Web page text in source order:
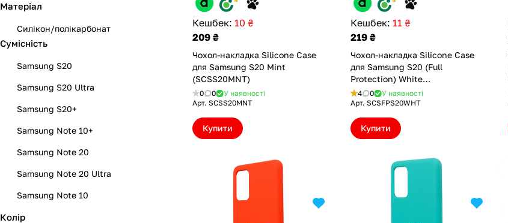
Кешбек: 10 ₴
209 ₴
Чохол-накладка Silicone Case
для Samsung S20 Mint
(SCSS20MNT)
0 0
У наявності
Арт. SCSS20MNT
Купити
Кешбек: 11 ₴
219 ₴
Чохол-накладка Silicone Case
для Samsung S20 (Full
Protection) White
(SCSFPS20WHT)
4 0
У наявності
Арт. SCSFPS20WHT
Купити
Матеріал
Силікон/полікарбонат
Сумісність
Samsung S20
Samsung S20 Ultra
Samsung S20+
Samsung Note 10+
Samsung Note 20
Samsung Note 20 Ultra
Samsung Note 10
Samsung S10+
Колір